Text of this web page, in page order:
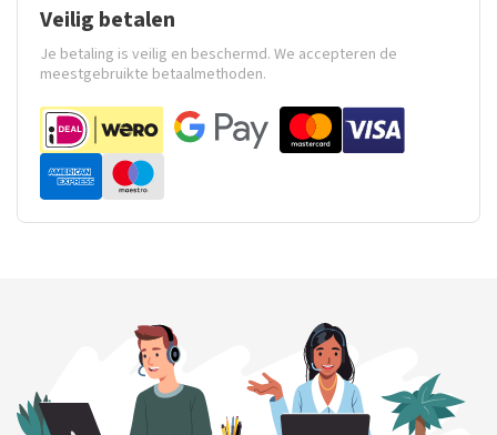
Veilig betalen
Je betaling is veilig en beschermd. We accepteren de
meestgebruikte betaalmethoden.